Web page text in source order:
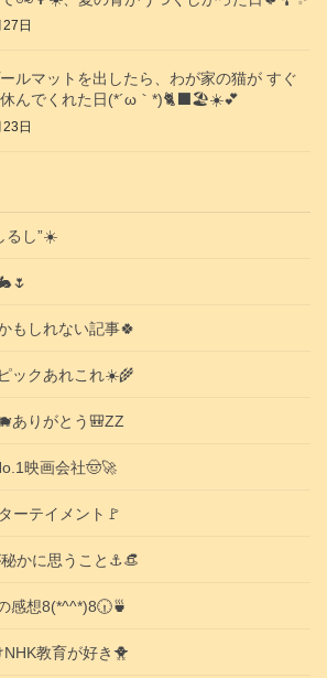
日
ルマットを出したら、わが家の猫が すぐ
んでくれた日(⁠*⁠´⁠ω⁠｀⁠*⁠)🐈‍⬛🏖️☀️💕
日
るし”☀️
もしれない記事🍀
ックあれこれ☀️🌾
ありがとう🎒ZZ
映画会社🤠🚀
ーテイメント🚩
かに思うこと⚓️👒
感想8(*^^*)8🕡️🍵
教育が好き🐥